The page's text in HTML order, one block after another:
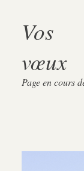
Vos
vœux
Page en cours